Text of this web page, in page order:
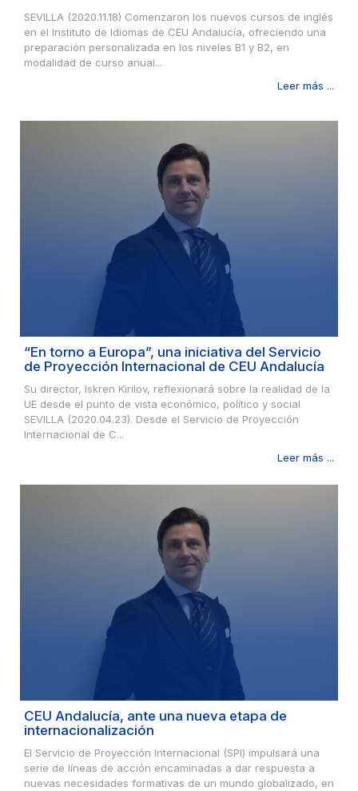
SEVILLA (2020.11.18) Comenzaron los nuevos cursos de inglés
en el Instituto de Idiomas de CEU Andalucía, ofreciendo una
preparación personalizada en los niveles B1 y B2, en
modalidad de curso anual...
Leer más ...
“En torno a Europa”, una iniciativa del Servicio
de Proyección Internacional de CEU Andalucía
Su director, Iskren Kirilov, reflexionará sobre la realidad de la
UE desde el punto de vista económico, político y social
SEVILLA (2020.04.23). Desde el Servicio de Proyección
Internacional de C...
Leer más ...
CEU Andalucía, ante una nueva etapa de
internacionalización
El Servicio de Proyección Internacional (SPI) impulsará una
serie de líneas de acción encaminadas a dar respuesta a
nuevas necesidades formativas de un mundo globalizado, en